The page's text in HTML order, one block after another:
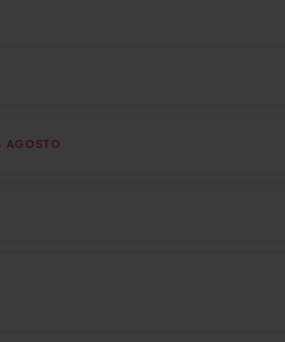
AGOSTO